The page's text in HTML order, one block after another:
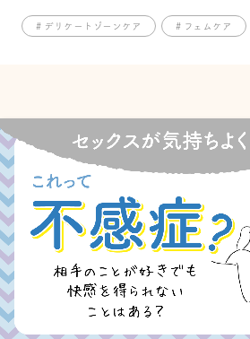
# デリケートゾーンケア # フェムケア